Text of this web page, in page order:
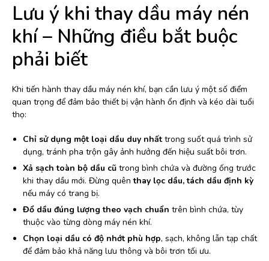
Lưu ý khi thay dầu máy nén
khí – Những điều bắt buộc
phải biết
Khi tiến hành thay dầu máy nén khí, bạn cần lưu ý một số điểm
quan trọng để đảm bảo thiết bị vận hành ổn định và kéo dài tuổi
thọ:
Chỉ sử dụng một loại dầu duy nhất trong suốt quá trình sử
dụng, tránh pha trộn gây ảnh hưởng đến hiệu suất bôi trơn.
Xả sạch toàn bộ dầu cũ trong bình chứa và đường ống trước
khi thay dầu mới. Đừng quênthay lọc dầu, tách dầu định kỳ
nếu máy có trang bị.
Đổ dầu đúng lượng theo vạch chuẩn trên bình chứa, tùy
thuộc vào từng dòng máy nén khí.
Chọn loại dầu có độ nhớt phù hợp, sạch, không lẫn tạp chất
để đảm bảo khả năng lưu thông và bôi trơn tối ưu.